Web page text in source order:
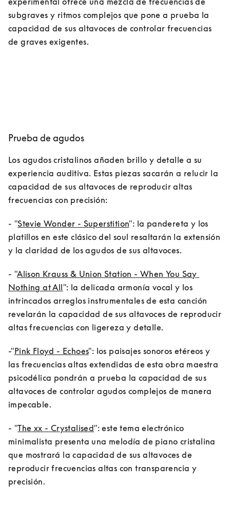
subgraves y ritmos complejos que pone a prueba la
capacidad de sus altavoces de controlar frecuencias
de graves exigentes.
Prueba de agudos
Los agudos cristalinos añaden brillo y detalle a su
experiencia auditiva. Estas piezas sacarán a relucir la
capacidad de sus altavoces de reproducir altas
- "Stevie Wonder - Superstition": la pandereta y los
platillos en este clásico del soul resaltarán la extensión
y la claridad de los agudos de sus altavoces.
- "Alison Krauss & Union Station - When You Say
Nothing at All": la delicada armonía vocal y los
intrincados arreglos instrumentales de esta canción
revelarán la capacidad de sus altavoces de reproducir
altas frecuencias con ligereza y detalle.
-"Pink Floyd - Echoes": los paisajes sonoros etéreos y
las frecuencias altas extendidas de esta obra maestra
psicodélica pondrán a prueba la capacidad de sus
altavoces de controlar agudos complejos de manera
impecable.
- "The xx - Crystalised": este tema electrónico
minimalista presenta una melodía de piano cristalina
que mostrará la capacidad de sus altavoces de
reproducir frecuencias altas con transparencia y
precisión.